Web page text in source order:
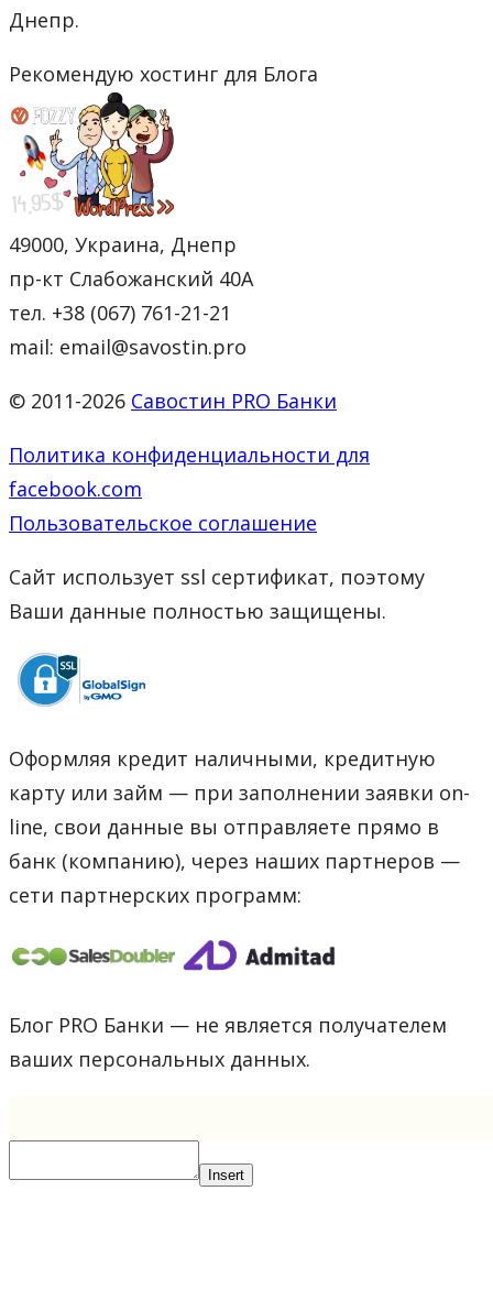
Днепр.
Рекомендую хостинг для Блога
49000, Украина, Днепр
пр-кт Слабожанский 40А
тел. +38 (067) 761-21-21
mail: email@savostin.pro
© 2011-2026 Савостин PRO Банки
Политика конфиденциальности для
facebook.com
Пользовательское соглашение
Сайт использует ssl сертификат, поэтому
Ваши данные полностью защищены.
Оформляя кредит наличными, кредитную
карту или займ — при заполнении заявки on-
line, свои данные вы отправляете прямо в
банк (компанию), через наших партнеров —
сети партнерских программ:
Блог PRO Банки — не является получателем
ваших персональных данных.
Insert